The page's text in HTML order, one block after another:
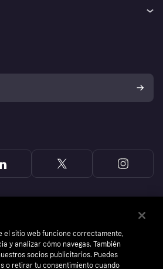
el sitio web funcione correctamente,
y analizar cómo navegas. También
socios publicitarios. Puedes
o retirar tu consentimiento cuando